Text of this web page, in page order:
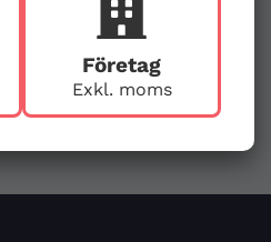
Företag
Exkl. moms